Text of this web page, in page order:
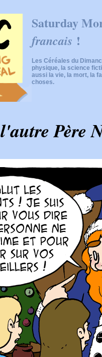
Saturday
francais !
Les Céréales du
physique, la science
aussi la vie, la mort, la
choses.
l'autre Père